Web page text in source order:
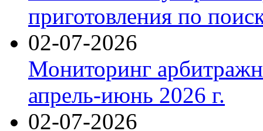
приготовления по
02-07-2026
Мониторинг
апрель-июнь 2026 г.
02-07-2026